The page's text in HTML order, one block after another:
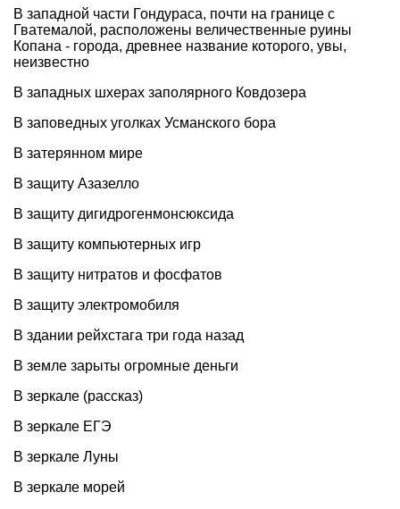
В западной части Гондураса, почти на границе с
Гватемалой, расположены величественные руины
Копана - города, древнее название которого, увы,
неизвестно
В западных шхерах заполярного Ковдозера
В заповедных уголках Усманского бора
В затерянном мире
В защиту Азазелло
В защиту дигидрогенмонсюксида
В защиту компьютерных игр
В защиту нитратов и фосфатов
В защиту электромобиля
В здании рейхстага три года назад
В земле зарыты огромные деньги
В зеркале (рассказ)
В зеркале ЕГЭ
В зеркале Луны
В зеркале морей